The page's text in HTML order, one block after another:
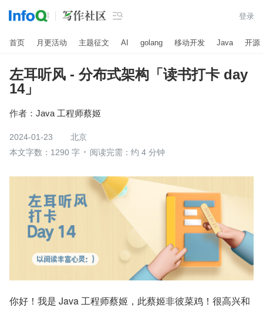
 登录
首页 月更活动 主题征文 AI golang 移动开发 Java 开源
左耳听风 - 分布式架构「读书打卡 day
14」
作者： Java 工程师蔡姬
2024-01-23
北京
本文字数：1290 字
阅读完需：约 4 分钟
你好！我是 Java 工程师蔡姬，此蔡姬非彼菜鸡！很高兴和